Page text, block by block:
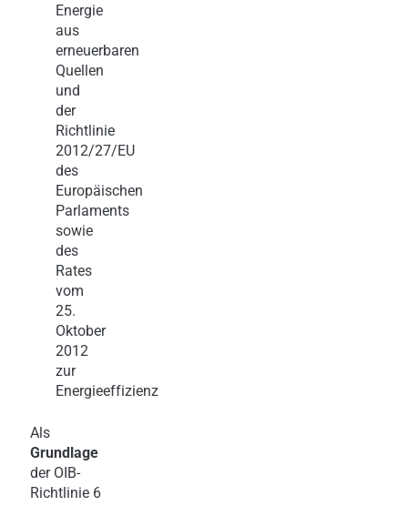
Energie
aus
erneuerbaren
Quellen
und
der
Richtlinie
2012/27/EU
des
Europäischen
Parlaments
sowie
des
Rates
vom
25.
Oktober
2012
zur
Energieeffizienz
Als
Grundlage
der OIB-
Richtlinie 6